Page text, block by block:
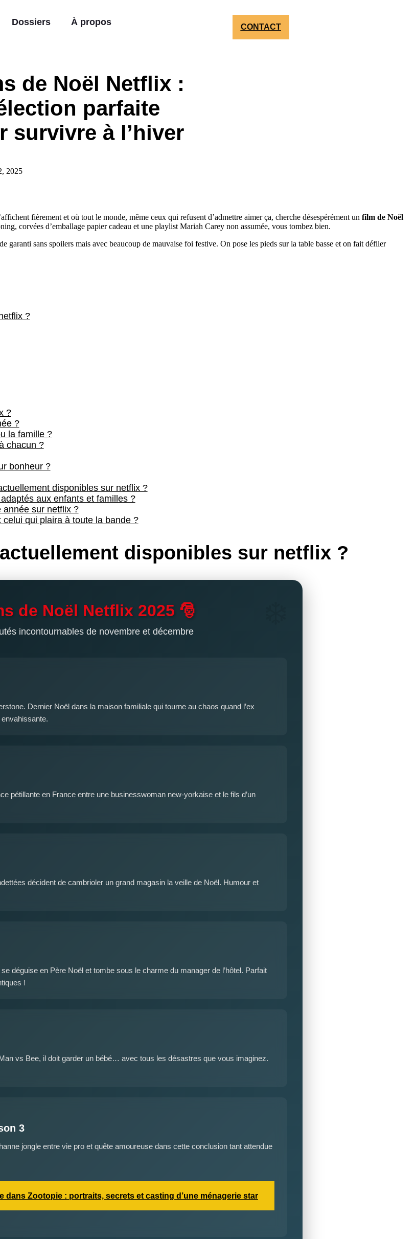
Dossiers À propos CONTACT
de Noël Netflix :
parfaite
survivre à l’hiver
2025
fièrement et où tout le monde, même ceux qui refusent d’admettre aimer ça, cherche désespérément un film de Noël
corvées d’emballage papier cadeau et une playlist Mariah Carey non assumée, vous tombez bien.
garanti sans spoilers mais avec beaucoup de mauvaise foi festive. On pose les pieds sur la table basse et on fait défiler
?
?
?
la famille ?
chacun ?
bonheur ?
disponibles sur netflix ?
aux enfants et familles ?
année sur netflix ?
qui plaira à toute la bande ?
disponibles sur netflix ?
de Noël Netflix 2025 🎅
incontournables de novembre et décembre
Dernier Noël dans la maison familiale qui tourne au chaos quand l’ex
pétillante en France entre une businesswoman new-yorkaise et le fils d’un
décident de cambrioler un grand magasin la veille de Noël. Humour et
déguise en Père Noël et tombe sous le charme du manager de l’hôtel. Parfait
!
vs Bee, il doit garder un bébé… avec tous les désastres que vous imaginez.
3
jongle entre vie pro et quête amoureuse dans cette conclusion tant attendue
dans Zootopie : portraits, secrets et casting d’une ménagerie star